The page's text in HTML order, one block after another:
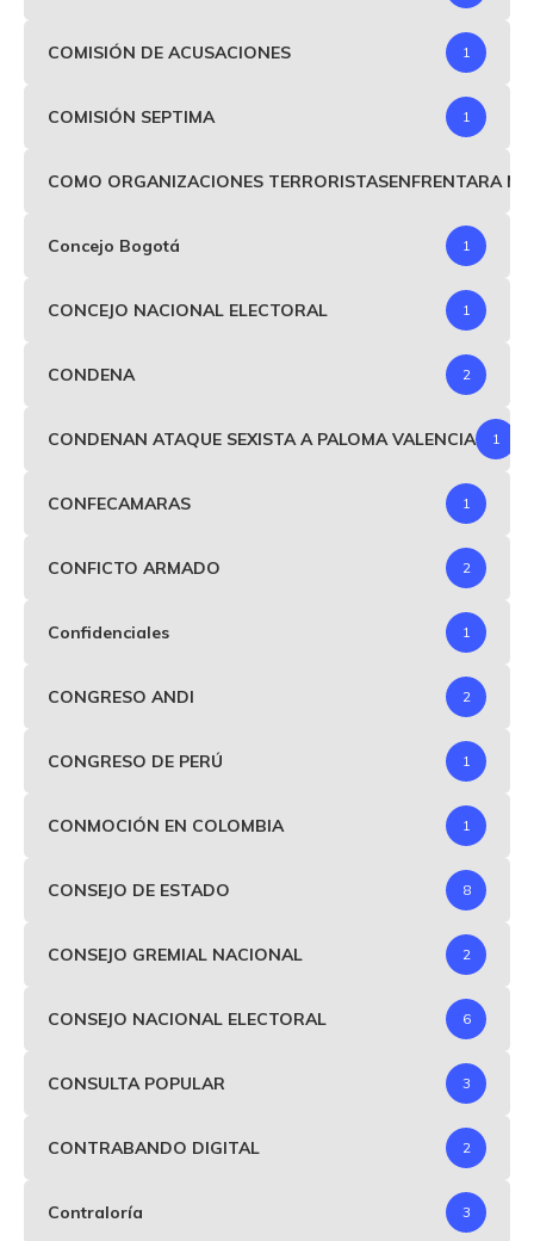
COMISIÓN DE ACUSACIONES 1
COMISIÓN SEPTIMA 1
COMO ORGANIZACIONES TERRORISTASENFRENTARA
Concejo Bogotá 1
CONCEJO NACIONAL ELECTORAL 1
CONDENA 2
CONDENAN ATAQUE SEXISTA A PALOMA VALENCIA 1
CONFECAMARAS 1
CONFICTO ARMADO 2
Confidenciales 1
CONGRESO ANDI 2
CONGRESO DE PERÚ 1
CONMOCIÓN EN COLOMBIA 1
CONSEJO DE ESTADO 8
CONSEJO GREMIAL NACIONAL 2
CONSEJO NACIONAL ELECTORAL 6
CONSULTA POPULAR 3
CONTRABANDO DIGITAL 2
Contraloría 3